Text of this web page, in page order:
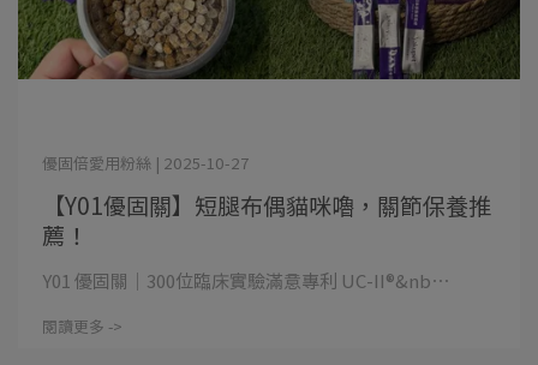
【Y01優固關】短腿布偶貓咪嚕，關節保養推
薦！
優固倍愛用粉絲 | 2025-10-27
Y01 優固關｜300位臨床實驗滿意專利 UC-II®&nb⋯
閱讀更多 ->